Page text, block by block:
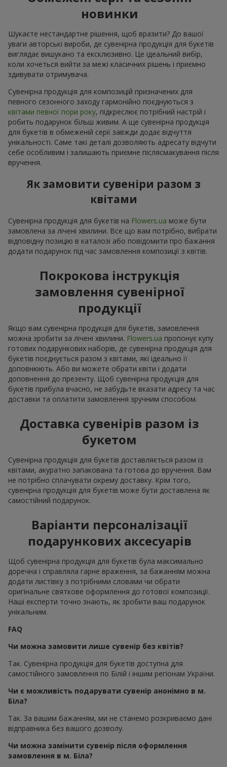
новинки
Шукаєте нестандартне рішення, щоб вразити? До вашої
уваги авторські вироби, де сувенірна продукція для букетів
виглядає вишукано та ексклюзивно. Це ідеальний вибір,
коли хочеться вийти за межі класичних рішень і приємно
здивувати отримувача.
Сувенірна продукція для композицій призначених для
певного сезонного заходу гармонійно поєднуються з
квітами певної пори року, підкреслює потрібний настрій і
робить подарунок більш живим. А ще сувенірна продукція
для букетів в обмеженій серії завжди додає відчуття
унікальності. Саме такі деталі дозволяють адресату відчути
себе особливим і залишають приємне післясмакування після
вручення.
Як замовити сувеніри разом з
квітами
Сувенірна продукція для букетів на Flowers.ua може бути
замовлена за лічені хвилини. Все що вам потрібно, вибрати
відповідну позицію в каталозі або повідомити про бажання
додати подарунок під час замовлення композиції з квітів.
Покрокова інструкція
замовлення сувенірної
продукції
Якщо вам сувенірна продукція для букетів, замовлення
можна зробити за лічені хвилини. Flowers.ua пропонує купу
готових подарункових наборів, де сувенірна продукція для
букетів поєднується разом з квітами, які ідеально її
доповнюють. Або ви можете обрати квіти і додати
доповнення до презенту. Щоб сувенірна продукція для
букетів прибула вчасно, не забудьте вказати адресу та час
доставки та оплатити замовлення зручним способом.
Доставка сувенірів разом із
букетом
Сувенірна продукція для букетів доставляється разом із
квітами, акуратно запакована та готова до вручення. Вам
не потрібно сплачувати окрему доставку. Крім того,
сувенірна продукція для букетів може бути доставлена як
самостійний подарунок.
Варіанти персоналізації
подарункових аксесуарів
Щоб сувенірна продукція для букетів була максимально
доречна і справляла гарне враження, за бажанням можна
додати листівку з потрібними словами чи обрати
оригінальне святкове оформлення до готової композиції.
Наші експерти точно знають, як зробити ваш подарунок
унікальним.
FAQ
Чи можна замовити лише сувенір без квітів?
Так. Сувенірна продукція для букетів доступна для
самостійного замовлення по Білій і іншим регіонам України.
Чи є можливість подарувати сувенір анонімно в м.
Біла?
Так. За вашим бажанням, ми не станемо розкриваємо дані
відправника без вашого дозволу.
Чи можна замінити сувенір після оформлення
замовлення в м. Біла?